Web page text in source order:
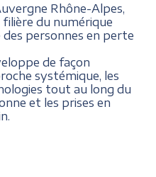
Rhône-Alpes,
du numérique
personnes en perte
de façon
systémique, les
tout au long du
et les prises en